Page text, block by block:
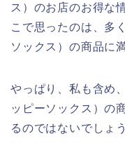
ス）のお店のお得な
こで思ったのは、多
ソックス）の商品に
やっぱり、私も含め
ッピーソックス）の
るのではないでしょ